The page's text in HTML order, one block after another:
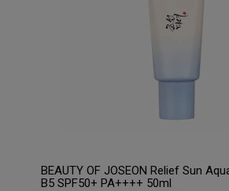
BEAUTY OF JOSEON Relief Sun
B5 SPF50+ PA++++ 50ml